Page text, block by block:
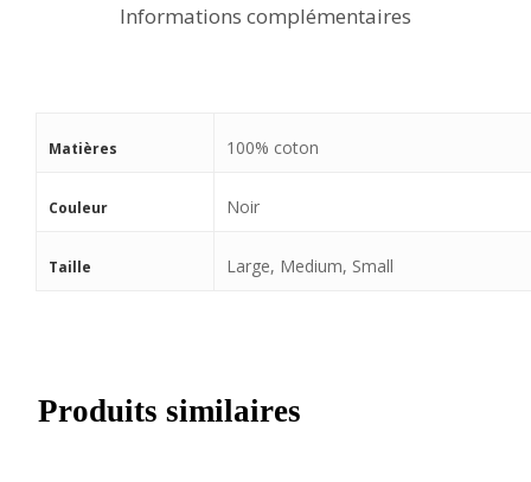
Informations complémentaires
Matières 100% coton
Couleur Noir
Taille Large, Medium, Small
Produits similaires